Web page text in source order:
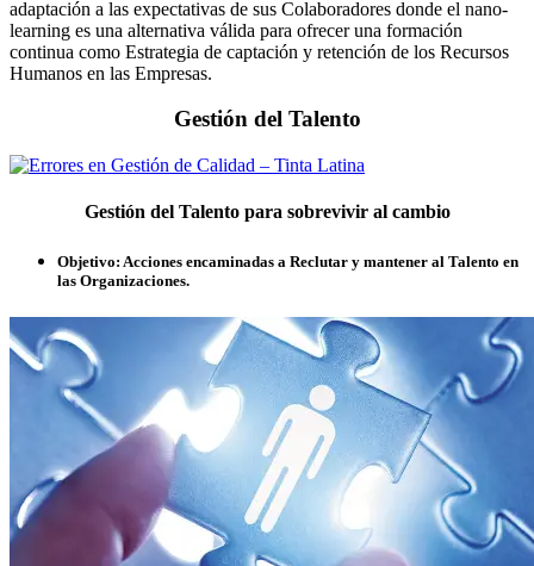
adaptación a las expectativas de sus Colaboradores donde el nano-
learning es una alternativa válida para ofrecer una formación
continua como Estrategia de captación y retención de los Recursos
Humanos en las Empresas.
Gestión del Talento
Gestión del Talento para sobrevivir al cambio
Objetivo: Acciones encaminadas a Reclutar y mantener al Talento en
las Organizaciones.